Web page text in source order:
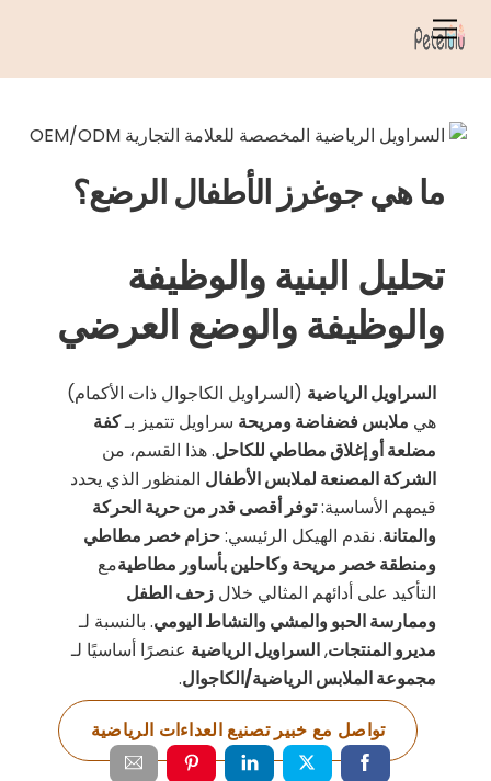
تخطي
قائمة
الطعام
ما هي جوغرز الأطفال الرضع؟
تحليل البنية والوظيفة
والوظيفة والوضع العرضي
السراويل الرياضية (السراويل الكاجوال ذات الأكمام)
هي ملابس فضفاضة ومريحة سراويل تتميز بـكفة
مضلعة أو إغلاق مطاطي للكاحل. هذا القسم، من
الشركة المصنعة لملابس الأطفال المنظور الذي يحدد
قيمهم الأساسية:توفر أقصى قدر من حرية الحركة
والمتانة. نقدم الهيكل الرئيسي:حزام خصر مطاطي
ومنطقة خصر مريحة وكاحلين بأساور مطاطيةمع
التأكيد على أدائهم المثالي خلالزحف الطفل
وممارسة الحبو والمشي والنشاط اليومي. بالنسبة لـ
مديرو المنتجات,السراويل الرياضية عنصرًا أساسيًا لـ
مجموعة الملابس الرياضية/الكاجوال.
تواصل مع خبير تصنيع العداءات الرياضية